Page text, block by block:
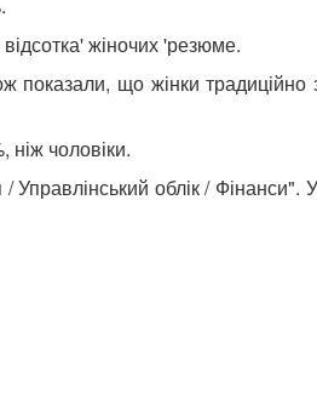
жіночих 'резюме.
показали, що жінки
ніж чоловіки.
облік / Фінанси".